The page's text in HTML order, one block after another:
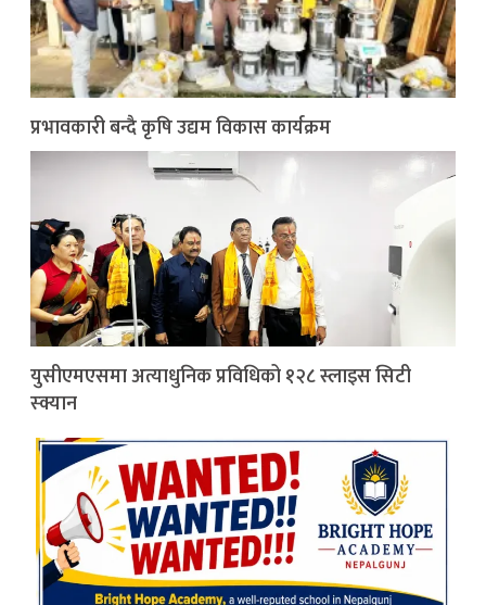
प्रभावकारी बन्दै कृषि उद्यम विकास कार्यक्रम
युसीएमएसमा अत्याधुनिक प्रविधिको १२८ स्लाइस सिटी
स्क्यान